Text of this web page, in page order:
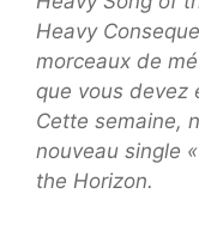
Heavy
morceaux de
que vous devez
Cette semaine,
nouveau single
the Horizon.